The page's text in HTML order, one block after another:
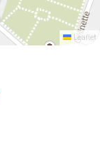
Leaflet